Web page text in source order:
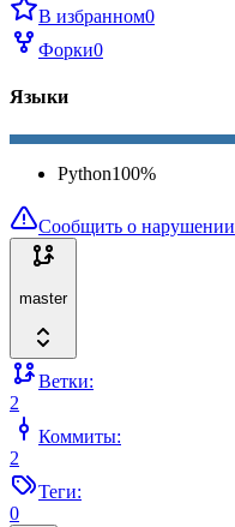
В избранном0
Форки0
Языки
Python100%
Сообщить о нарушении
master
Ветки:
2
Коммиты:
2
Теги:
0